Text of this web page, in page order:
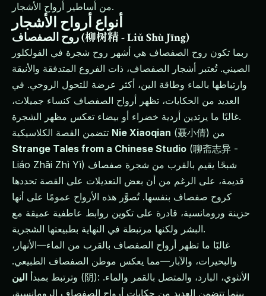
من أساطير أرواح الأشجار.
أنواع أرواح الأشجار
روح الصفصاف (柳树精 - Liǔ Shù Jīng)
ربما تكون روح الصفصاف هي أشهر روح شجرة في الفولكلور
الصيني. تُعتبر أشجار الصفصاف، ذات الفروع المتدفقة والأنيقة
وارتباطها بالماء وطاقة الين، أكثر عرضة للتحول الروحي. في
العديد من الحكايات، تظهر أرواح الصفصاف كنساء جميلات،
غالبًا ما يرتدين أردية خضراء أو بيضاء تعكس مظهر الشجرة.
Nie Xiaoqian
(聂小倩) من
Strange Tales from a Chinese Studio (聊斋志异 -
Liáo Zhāi Zhì Yì) شبحًا يقيم بالقرب من شجرة صفصاف
قديمة، على الرغم من أن بعض التعديلات على القصة تحددها
كروح صفصاف بنفسها. تُصوَّر هذه الأرواح عمومًا على أنها
حزينة ورومانسية، قادرة على تكوين روابط عاطفية عميقة مع
البشر ولكنها مرتبطة في النهاية بطبيعتها الشجرية.
غالبًا ما تظهر أرواح الصفصاف بالقرب من الماء—الأنهار،
والبحيرات، والآبار—مما يعكس موطن الصفصاف الطبيعي.
وترتبط بمبدأ الين
(阴): الأنثوي، البارد، والمتصل بالقمر والماء.
بينما تتضمن العديد من حكايات أرواح الصفصاف الرومانسية،